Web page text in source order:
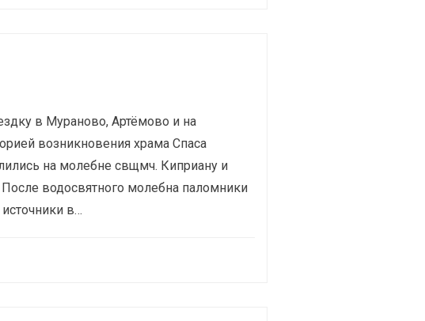
в Мураново, Артёмово и на
возникновения храма Спаса
на молебне свщмч. Киприану и
водосвятного молебна паломники
в…